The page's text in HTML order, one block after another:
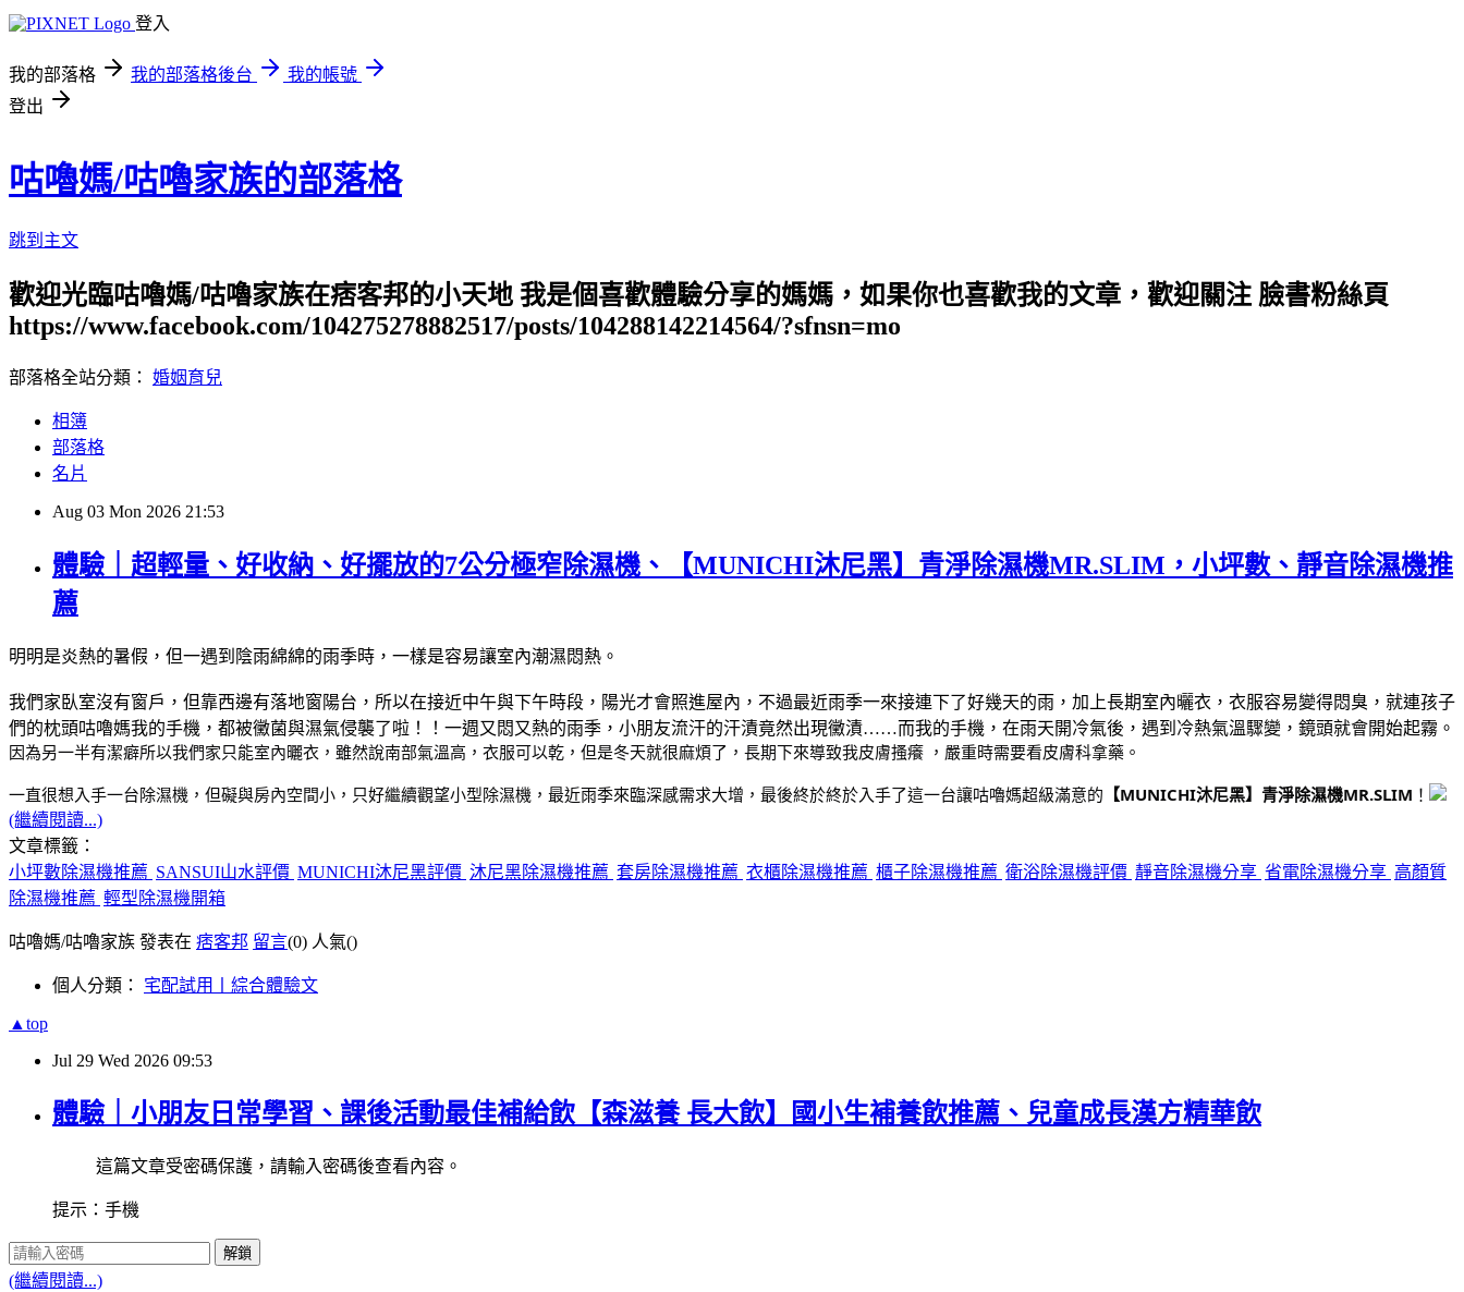
登入
我的部落格 我的部落格後台
我的帳號
登出
咕嚕媽/咕嚕家族的部落格
跳到主文
歡迎光臨咕嚕媽/咕嚕家族在痞客邦的小天地 我是個喜歡體驗分享的媽媽，如果你也喜歡我的文章，歡迎關注 臉書粉絲頁
https://www.facebook.com/104275278882517/posts/104288142214564/?sfnsn=mo
部落格全站分類： 婚姻育兒
相簿
部落格
名片
Aug 03 Mon 2026 21:53
體驗｜超輕量、好收納、好擺放的7公分極窄除濕機、【MUNICHI沐尼黑】青淨除濕機MR.SLIM，小坪數、靜音除濕機推
薦
明明是炎熱的暑假，但一遇到陰雨綿綿的雨季時，一樣是容易讓室內潮濕悶熱。
我們家臥室沒有窗戶，但靠西邊有落地窗陽台，所以在接近中午與下午時段，陽光才會照進屋內，不過最近雨季一來接連下了好幾天的雨，加上長期室內曬衣，衣服容易變得悶臭，就連孩子
們的枕頭咕嚕媽我的手機，都被黴菌與濕氣侵襲了啦！！一週又悶又熱的雨季，小朋友流汗的汗漬竟然出現黴漬……而我的手機，在雨天開冷氣後，遇到冷熱氣溫驟變，鏡頭就會開始起霧。
因為另一半有潔癖所以我們家只能室內曬衣，雖然說南部氣溫高，衣服可以乾，但是冬天就很麻煩了，長期下來導致我皮膚搔癢 ，嚴重時需要看皮膚科拿藥。
一直很想入手一台除濕機，但礙與房內空間小，只好繼續觀望小型除濕機，最近雨季來臨深感需求大增，最後終於終於入手了這一台讓咕嚕媽超級滿意的 【MUNICHI沐尼黑】青淨除濕機MR.SLIM ！
(繼續閱讀...)
文章標籤：
小坪數除濕機推薦 SANSUI山水評價 MUNICHI沐尼黑評價 沐尼黑除濕機推薦 套房除濕機推薦 衣櫃除濕機推薦 櫃子除濕機推薦 衛浴除濕機評價 靜音除濕機分享 省電除濕機分享 高顏質
除濕機推薦 輕型除濕機開箱
咕嚕媽/咕嚕家族 發表在 痞客邦 留言(0) 人氣()
個人分類： 宅配試用丨綜合體驗文
▲top
Jul 29 Wed 2026 09:53
體驗｜小朋友日常學習、課後活動最佳補給飲【森滋養 長大飲】國小生補養飲推薦、兒童成長漢方精華飲
這篇文章受密碼保護，請輸入密碼後查看內容。
提示：手機
解鎖
(繼續閱讀...)